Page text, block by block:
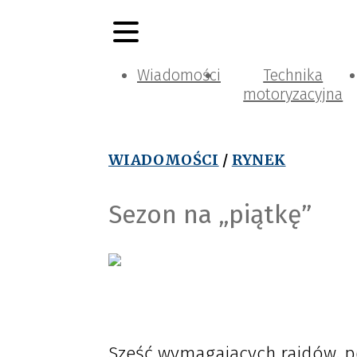
Wiadomości
Technika
motoryzacyjna
WIADOMOŚCI / RYNEK
Sezon na „piątkę”